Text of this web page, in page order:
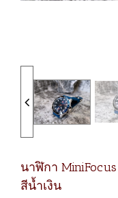
นาฬิกา
สีน้ำเงิน